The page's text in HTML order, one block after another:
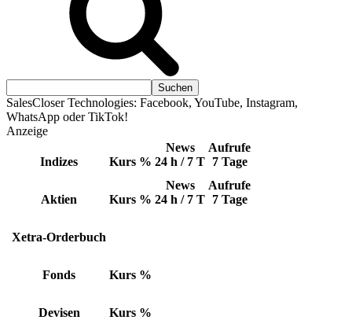
SalesCloser Technologies: Facebook, YouTube, Instagram,
WhatsApp oder TikTok!
Anzeige
Indizes Kurs %
News
24 h / 7 T
Aufrufe
7 Tage
Aktien Kurs %
News
24 h / 7 T
Aufrufe
7 Tage
Xetra-Orderbuch
Fonds Kurs %
Devisen Kurs %